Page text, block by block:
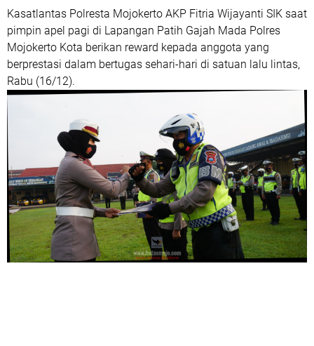
Kasatlantas Polresta Mojokerto AKP Fitria Wijayanti SIK saat
pimpin apel pagi di Lapangan Patih Gajah Mada Polres
Mojokerto Kota berikan reward kepada anggota yang
berprestasi dalam bertugas sehari-hari di satuan lalu lintas,
Rabu (16/12).